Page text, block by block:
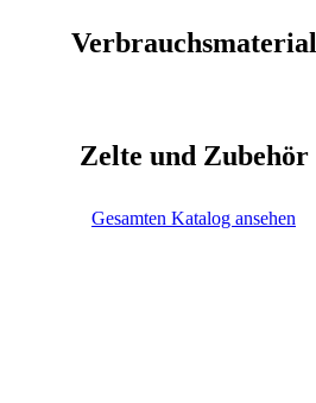
Verbrauchsmaterial
Zelte und Zubehör
Gesamten Katalog ansehen